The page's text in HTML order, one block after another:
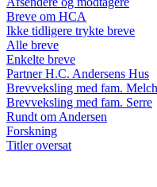
Breve om HCA
Ikke tidligere trykte breve
Alle breve
Enkelte breve
Partner H.C. Andersens Hus
Brevveksling med fam.
Brevveksling med fam. Serre
Rundt om Andersen
Forskning
Titler oversat